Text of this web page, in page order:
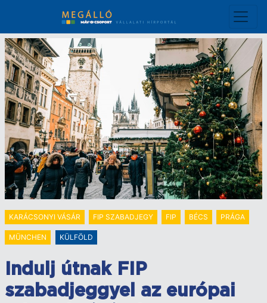
tartalomra
KARÁCSONYI VÁSÁR FIP SZABADJEGY FIP BÉCS PRÁGA
MÜNCHEN KÜLFÖLD
Indulj útnak FIP
szabadjeggyel az európai